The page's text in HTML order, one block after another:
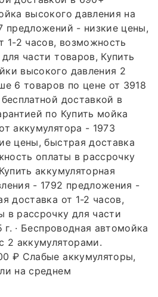
высокого давления на
предложений - низкие цены,
1-2 часов, возможность
части товаров, Купить
высокого давления 2
6 товаров по цене от 3918
доставкой в
по Купить мойка
аккумулятора - 1973
цены, быстрая доставка
оплаты в рассрочку
аккумуляторная
- 1792 предложения -
доставка от 1-2 часов,
в рассрочку для части
· Беспроводная автомойка
2 аккумуляторами.
₽ Слабые аккумуляторы,
на среднем